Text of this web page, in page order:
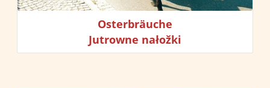
Osterbräuche
Jutrowne nałožki